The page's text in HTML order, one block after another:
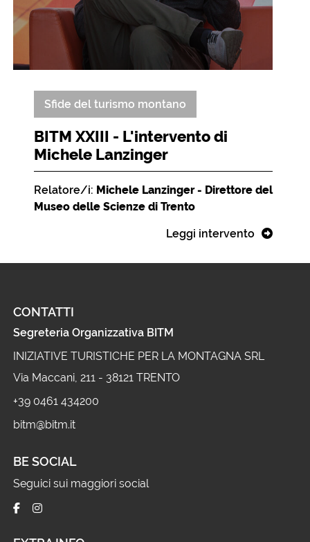
Sfide del turismo montano
BITM XXIII - L'intervento di
Michele Lanzinger
Relatore/i: Michele Lanzinger - Direttore del
Museo delle Scienze di Trento
Leggi intervento
CONTATTI
Segreteria Organizzativa BITM
INIZIATIVE TURISTICHE PER LA MONTAGNA SRL
Via Maccani, 211 - 38121 TRENTO
+39 0461 434200
bitm@bitm.it
BE SOCIAL
Seguici sui maggiori social